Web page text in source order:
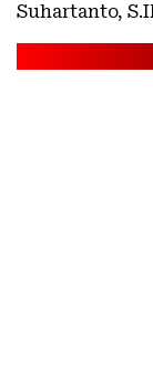
Suhartanto,